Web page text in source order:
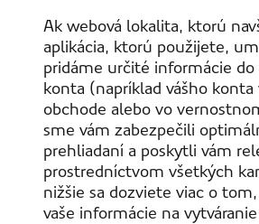
Ak webová lokalita, ktorú
aplikácia, ktorú použijete,
pridáme určité informácie do
konta (napríklad vášho
obchode alebo vo
sme vám zabezpečili
prehliadaní a poskytli vám
prostredníctvom všetkých
nižšie sa dozviete viac o
vaše informácie na